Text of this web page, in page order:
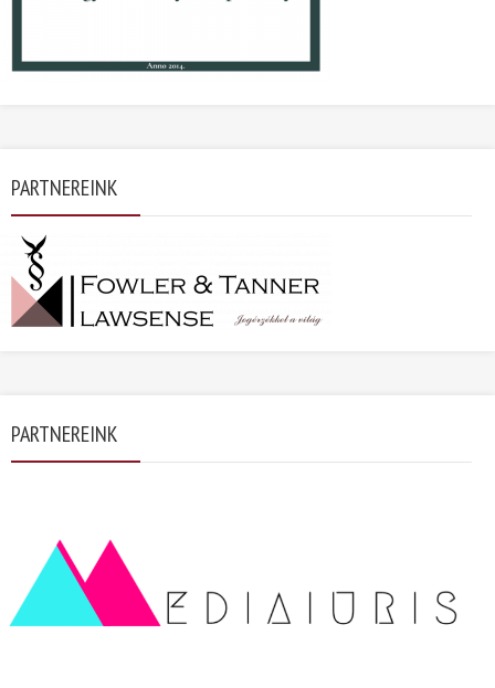
PARTNEREINK
PARTNEREINK